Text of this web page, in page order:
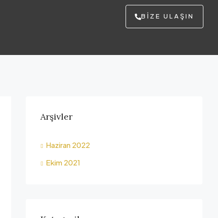
BIZE ULAŞIN
Arşivler
Haziran 2022
Ekim 2021